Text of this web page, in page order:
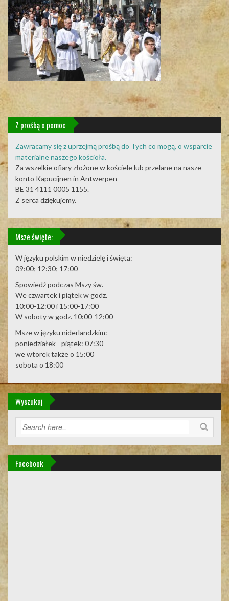
Z prośbą o pomoc
Zawracamy się z uprzejmą prośbą do Tych co mogą, o wsparcie
materialne naszego kościoła.
Za wszelkie ofiary złożone w kościele lub przelane na nasze
konto Kapucijnen in Antwerpen
BE 31 4111 0005 1155.
Z serca dziękujemy.
Msze święte:
W języku polskim w niedzielę i święta:
09:00; 12:30; 17:00
Spowiedź podczas Mszy św.
We czwartek i piątek w godz.
10:00-12:00 i 15:00-17:00
W soboty w godz. 10:00-12:00
Msze w języku niderlandzkim:
poniedziałek - piątek: 07:30
we wtorek także o 15:00
sobota o 18:00
Wyszukaj
Facebook